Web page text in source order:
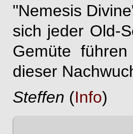
"Nemesis Divine
sich jeder Old-
Gemüte
dieser
Steffen (Info)